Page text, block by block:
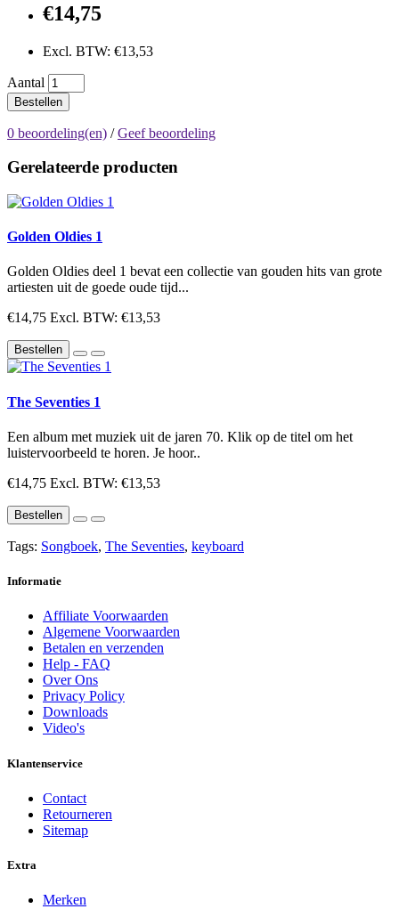
€14,75
Excl. BTW: €13,53
Aantal
Bestellen
0 beoordeling(en) /Geef beoordeling
Gerelateerde producten
Golden Oldies 1
Golden Oldies deel 1 bevat een collectie van gouden hits van grote
artiesten uit de goede oude tijd...
€14,75 Excl. BTW: €13,53
Bestellen
The Seventies 1
Een album met muziek uit de jaren 70. Klik op de titel om het
luistervoorbeeld te horen. Je hoor..
€14,75 Excl. BTW: €13,53
Bestellen
Tags: Songboek, The Seventies, keyboard
Informatie
Affiliate Voorwaarden
Algemene Voorwaarden
Betalen en verzenden
Help - FAQ
Over Ons
Privacy Policy
Downloads
Video's
Klantenservice
Contact
Retourneren
Sitemap
Extra
Merken